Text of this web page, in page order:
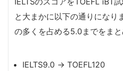
と大まかに以下の通りになり
の多くを占める5.0までをまと
IELTS9.0 → TOEFL120